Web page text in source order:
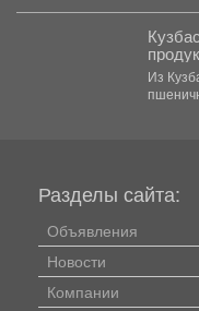
Из
Разделы сайта:
Объявления
Новости
Компании